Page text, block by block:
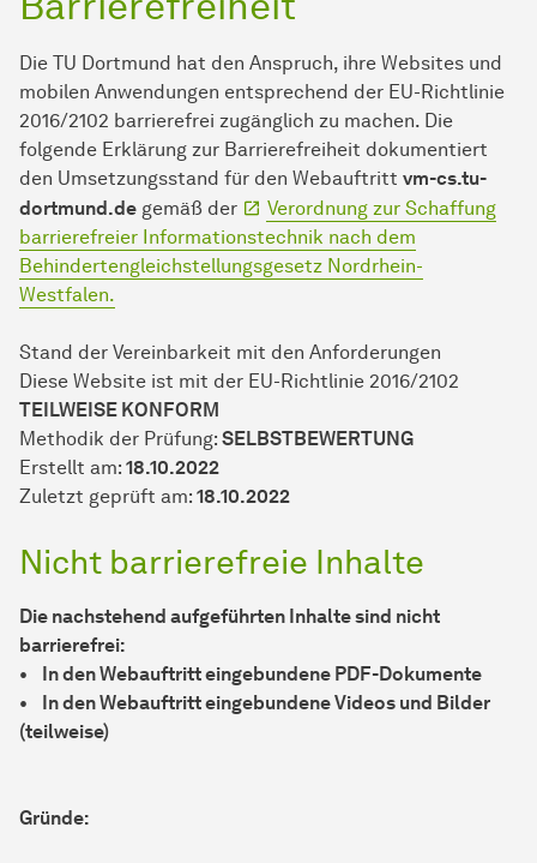
Die TU Dortmund hat den Anspruch, ihre Websites und
mobilen Anwendungen entsprechend der EU-Richtlinie
2016/2102 barrierefrei zugänglich zu machen. Die
folgende Erklärung zur Barrierefreiheit dokumentiert
den Umsetzungsstand für den Webauftritt vm-cs.tu-
dortmund.de gemäß der
Verordnung zur Schaffung
barrierefreier Informationstechnik nach dem
Behindertengleichstellungsgesetz Nordrhein-
Westfalen.
Stand der Vereinbarkeit mit den Anforderungen
Diese Website ist mit der EU-Richtlinie 2016/2102
TEILWEISE KONFORM
Methodik der Prüfung: SELBSTBEWERTUNG
Erstellt am: 18.10.2022
Zuletzt geprüft am: 18.10.2022
Nicht barrierefreie Inhalte
Die nachstehend aufgeführten Inhalte sind nicht
barrierefrei:
• In den Webauftritt eingebundene PDF-Dokumente
• In den Webauftritt eingebundene Videos und Bilder
(teilweise)
Gründe: